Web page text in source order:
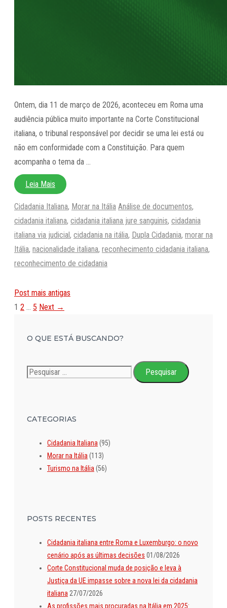
Ontem, dia 11 de março de 2026, aconteceu em Roma uma
audiência pública muito importante na Corte Constitucional
italiana, o tribunal responsável por decidir se uma lei está ou
não em conformidade com a Constituição. Para quem
acompanha o tema da …
Leia Mais
Categorias
Cidadania Italiana, Morar na Itália Tags
Análise de documentos,
cidadania italiana, cidadania italiana jure sanguinis, cidadania
italiana via judicial, cidadania na itália, Dupla Cidadania, morar na
Itália, nacionalidade italiana, reconhecimento cidadania italiana,
reconhecimento de cidadania
Post mais antigas
Page
1 Page
2 … Page
5 Next →
O QUE ESTÁ BUSCANDO?
por:
CATEGORIAS
Cidadania Italiana (95)
Morar na Itália (113)
Turismo na Itália (56)
POSTS RECENTES
Cidadania italiana entre Roma e Luxemburgo: o novo
cenário após as últimas decisões 01/08/2026
Corte Constitucional muda de posição e leva à
Justiça da UE impasse sobre a nova lei da cidadania
italiana 27/07/2026
As profissões mais procuradas na Itália em 2025: